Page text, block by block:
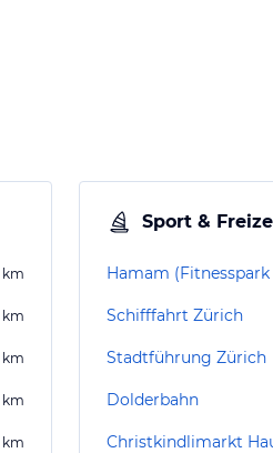
km
km
km
km
km
Sport &
Hamam
Schifffahrt Zürich
Stadtführung Zürich
Dolderbahn
Christkindlimarkt